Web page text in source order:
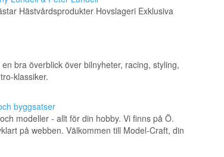
Hästvårdsprodukter Hovslageri Exklusiva
bra överblick över bilnyheter, racing, styling,
klassiker.
byggsatser
modeller - allt för din hobby. Vi finns på Ö.
på webben. Välkommen till Model-Craft, din